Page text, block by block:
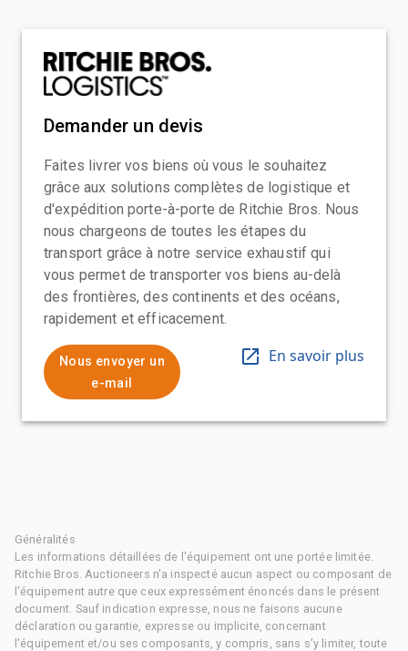
Demander un devis
Faites livrer vos biens où vous le souhaitez
grâce aux solutions complètes de logistique et
d'expédition porte-à-porte de Ritchie Bros. Nous
nous chargeons de toutes les étapes du
transport grâce à notre service exhaustif qui
vous permet de transporter vos biens au-delà
des frontières, des continents et des océans,
rapidement et efficacement.
Nous envoyer un
e-mail
En savoir plus
Généralités
Les informations détaillées de l'équipement ont une portée limitée.
Ritchie Bros. Auctioneers n'a inspecté aucun aspect ou composant de
l'équipement autre que ceux expressément énoncés dans le présent
document. Sauf indication expresse, nous ne faisons aucune
déclaration ou garantie, expresse ou implicite, concernant
l'équipement et/ou ses composants, y compris, sans s'y limiter, toute